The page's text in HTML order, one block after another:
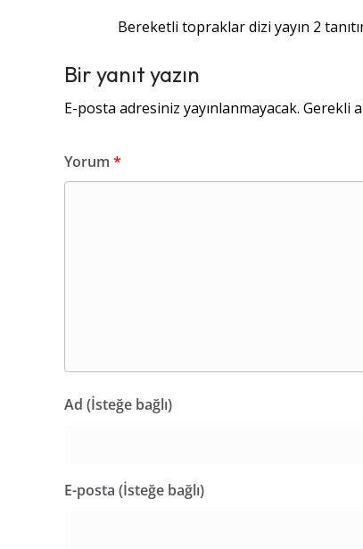
Bereketli topraklar dizi yayın 2
Bir yanıt yazın
E-posta adresiniz yayınlanmayacak. Gerekli
Yorum *
Ad (İsteğe bağlı)
E-posta (İsteğe bağlı)